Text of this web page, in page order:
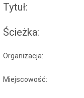
Tytuł:
Ścieżka:
Organizacja:
Miejscowość: